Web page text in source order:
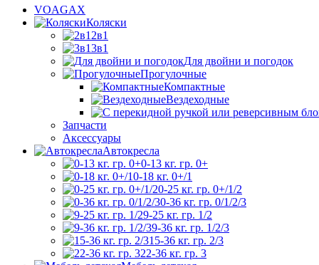
VOAGAX
Коляски
2в1
3в1
Для двойни и погодок
Прогулочные
Компактные
Вездеходные
Запчасти
Аксессуары
Автокресла
0-13 кг. гр. 0+
0-18 кг. 0+/1
0-25 кг. гр. 0+/1/2
0-36 кг. гр. 0/1/2/3
9-25 кг. гр. 1/2
9-36 кг. гр. 1/2/3
15-36 кг. гр. 2/3
22-36 кг. гр. 3